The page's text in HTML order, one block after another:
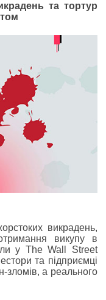
та тортур
викрадень,
викупу в
у The Wall Street
та підприємці
зломів, а реального